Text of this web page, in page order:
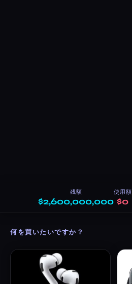
残額
$2,600,000,000
使用額
$0
何を買いたいですか？